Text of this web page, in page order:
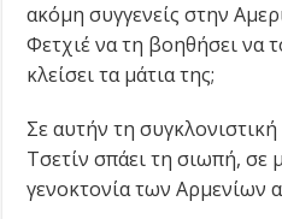
ακόμη συγγενείς στην
Φετχιέ να τη βοηθήσει να
κλείσει τα μάτια της;
Σε αυτήν τη
Τσετίν σπάει τη σιωπή, σε
γενοκτονία των Αρμενίων